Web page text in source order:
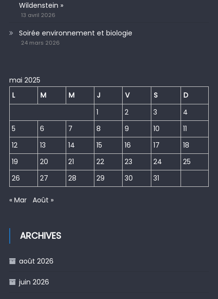
Wildenstein »
13 avril 2026
Soirée environnement et biologie
24 mars 2026
mai 2025
L
M M J V S
D
1
2 3
4
5
6 7 8 9 10
11
12
13 14 15 16 17
18
19
20 21 22 23 24
25
26
27 28 29 30 31
« Mar Août »
ARCHIVES
août 2026
juin 2026